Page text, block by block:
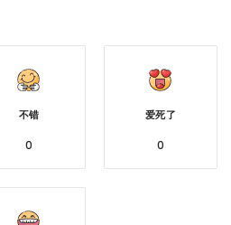
不错
0
爱死了
0